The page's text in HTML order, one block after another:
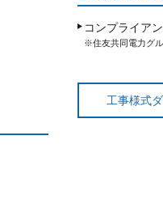
コンプライア
※住友共同電力グ
工事様式